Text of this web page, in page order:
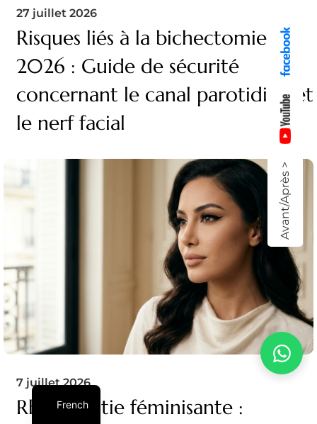
27 juillet 2026
Risques liés à la bichectomie en
2026 : Guide de sécurité
concernant le canal parotidien et
le nerf facial
7 juillet 2026
Rhinoplastie féminisante :
Avant/Après >
French